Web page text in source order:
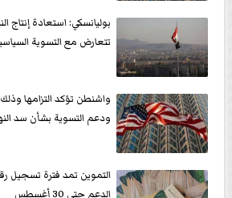
بوليانسكي: استعادة إنتاج
تتعارض مع التسوية
واشنطن تؤكد التزامها
ودعم التسوية بشأن سد
التموين تمد فترة تسجيل
الدعم حتى 30 أغسطس